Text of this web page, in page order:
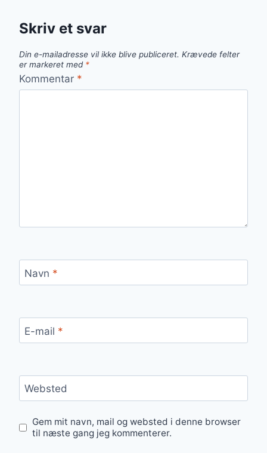
Skriv et svar
Din e-mailadresse vil ikke blive publiceret. Krævede felter
er markeret med *
Kommentar *
Navn *
E-mail *
Websted
Gem mit navn, mail og websted i denne browser
til næste gang jeg kommenterer.